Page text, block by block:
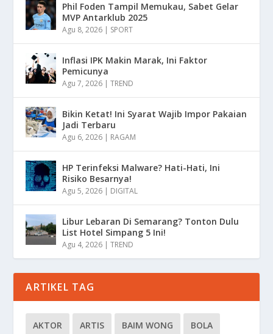
Phil Foden Tampil Memukau, Sabet Gelar
MVP Antarklub 2025
Agu 8, 2026 | SPORT
Inflasi IPK Makin Marak, Ini Faktor
Pemicunya
Agu 7, 2026 |TREND
Bikin Ketat! Ini Syarat Wajib Impor Pakaian
Jadi Terbaru
Agu 6, 2026 | RAGAM
HP Terinfeksi Malware? Hati-Hati, Ini
Risiko Besarnya!
Agu 5, 2026 | DIGITAL
Libur Lebaran Di Semarang? Tonton Dulu
List Hotel Simpang 5 Ini!
Agu 4, 2026 |TREND
ARTIKEL TAG
AKTOR ARTIS BAIM WONG BOLA